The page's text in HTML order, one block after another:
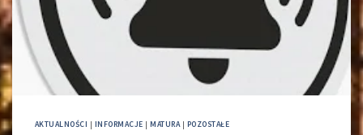
AKTUALNOŚCI | INFORMACJE |MATURA | POZOSTAŁE